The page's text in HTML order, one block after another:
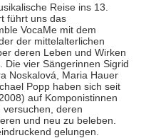
Reise ins 13.
führt uns das
VocaMe mit dem
der mittelalterlichen
deren Leben und Wirken
Die vier Sängerinnen Sigrid
Noskalová, Maria Hauer
Popp haben sich seit
auf Komponistinnen
deren
und neu zu beleben.
gelungen.